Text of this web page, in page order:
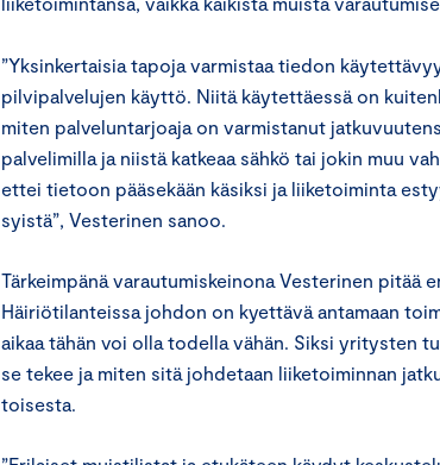
”Yksinkertaisia tapoja varmistaa tiedon
pilvipalvelujen käyttö. Niitä käytettäessä on
miten palveluntarjoaja on varmistanut
palvelimilla ja niistä katkeaa sähkö tai jokin muu
ettei tietoon pääsekään käsiksi ja liiketoiminta
syistä”, Vesterinen sanoo.
Tärkeimpänä varautumiskeinona Vesterinen pitää
Häiriötilanteissa johdon on kyettävä antamaan
aikaa tähän voi olla todella vähän. Siksi yritysten
se tekee ja miten sitä johdetaan liiketoiminnan
toisesta.